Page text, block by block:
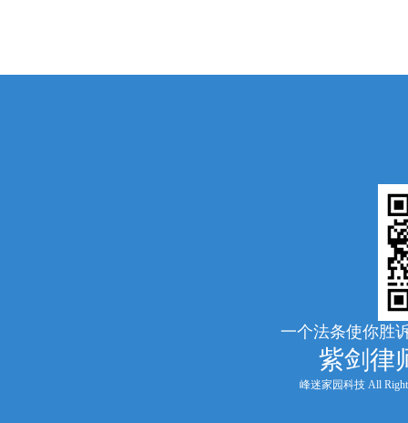
一个法条使你胜
紫剑律
峰迷家园科技 All